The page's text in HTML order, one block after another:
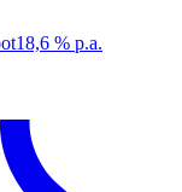
18,6 % p.a.